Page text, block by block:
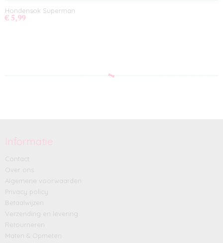
Hondensok Superman
€ 5,99
Informatie
Contact
Over ons
Algemene voorwaarden
Privacy policy
Betaalwijzen
Verzending en levering
Retourneren
Maten & Opmeten